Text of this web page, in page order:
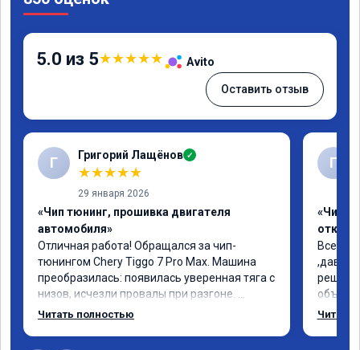
5.0 из 5★★★★★ Avito
Оставить отзыв
Г Григорий Лащёнов ✓
★★★★★
29 января 2026
«Чип тюнинг, прошивка двигателя
автомобиля»
Отличная работа! Обращался за чип-
тюнингом Chery Tiggo 7 Pro Max. Машина
преобразилась: появилась уверенная тяга с
низов, исчезли провалы при разгоне.
Расход в спокойном режиме даже немного
Читать полностью
Г
«Чип
Всем
,давно
сумму
Читать